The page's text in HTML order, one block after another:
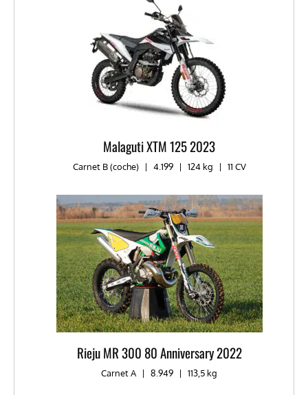
Malaguti XTM 125 2023
Carnet B (coche) | 4.199 | 124 kg | 11 CV
Rieju MR 300 80 Anniversary 2022
Carnet A | 8.949 | 113,5 kg